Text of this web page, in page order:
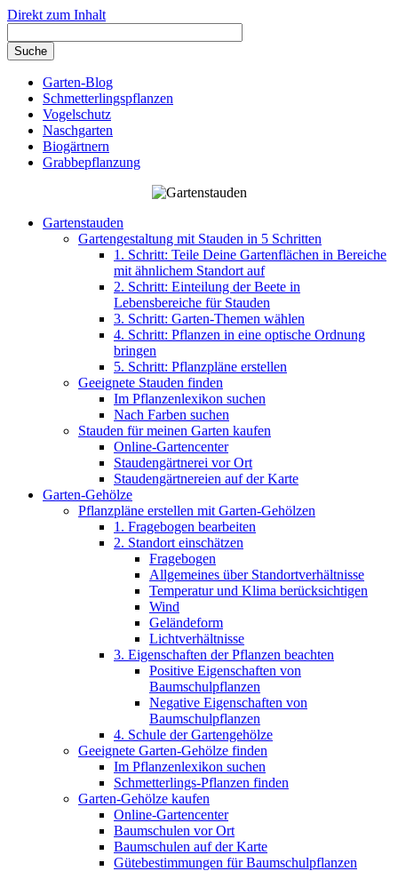
Direkt zum Inhalt
Garten-Blog
Schmetterlingspflanzen
Vogelschutz
Naschgarten
Biogärtnern
Grabbepflanzung
Gartenstauden
Gartengestaltung mit Stauden in 5 Schritten
1. Schritt: Teile Deine Gartenflächen in Bereiche
mit ähnlichem Standort auf
2. Schritt: Einteilung der Beete in
Lebensbereiche für Stauden
3. Schritt: Garten-Themen wählen
4. Schritt: Pflanzen in eine optische Ordnung
bringen
5. Schritt: Pflanzpläne erstellen
Geeignete Stauden finden
Im Pflanzenlexikon suchen
Nach Farben suchen
Stauden für meinen Garten kaufen
Online-Gartencenter
Staudengärtnerei vor Ort
Staudengärtnereien auf der Karte
Garten-Gehölze
Pflanzpläne erstellen mit Garten-Gehölzen
1. Fragebogen bearbeiten
2. Standort einschätzen
Fragebogen
Allgemeines über Standortverhältnisse
Temperatur und Klima berücksichtigen
Wind
Geländeform
Lichtverhältnisse
3. Eigenschaften der Pflanzen beachten
Positive Eigenschaften von
Baumschulpflanzen
Negative Eigenschaften von
Baumschulpflanzen
4. Schule der Gartengehölze
Geeignete Garten-Gehölze finden
Im Pflanzenlexikon suchen
Schmetterlings-Pflanzen finden
Garten-Gehölze kaufen
Online-Gartencenter
Baumschulen vor Ort
Baumschulen auf der Karte
Gütebestimmungen für Baumschulpflanzen